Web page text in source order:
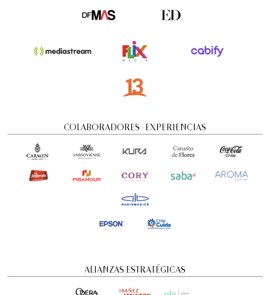
COLABORADORES - EXPERIENCIAS
ALIANZAS ESTRATÉGICAS